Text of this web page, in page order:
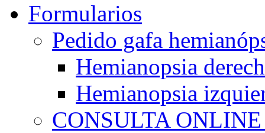
Formularios
Pedido gafa
Hemianopsia
Hemianopsia
CONSULTA